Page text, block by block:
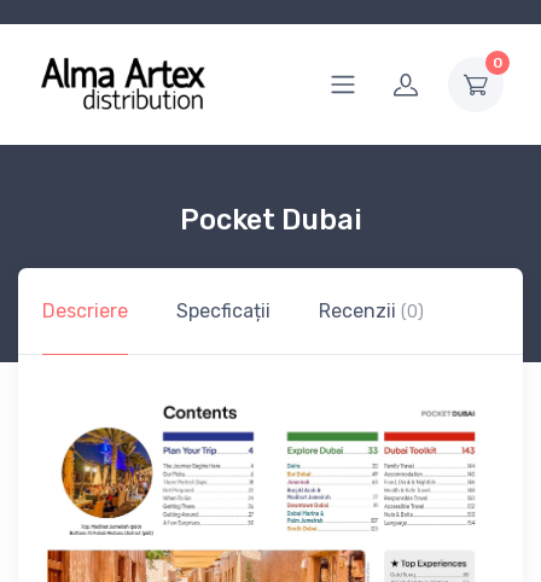
0
Pocket Dubai
Descriere Specficații Recenzii (0)